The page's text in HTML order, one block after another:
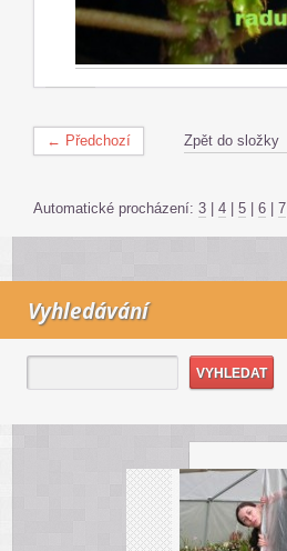
← Předchozí Zpět do složky
Automatické procházení: 3 4 5 6 7
Vyhledávání